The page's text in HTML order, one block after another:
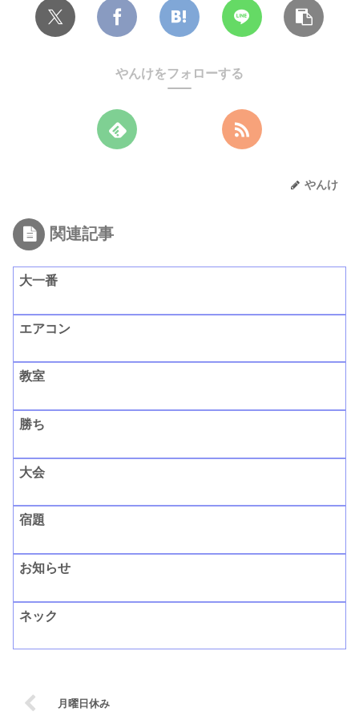
やんけをフォローする
やんけ
関連記事
大一番
エアコン
教室
勝ち
大会
宿題
お知らせ
ネック
月曜日休み